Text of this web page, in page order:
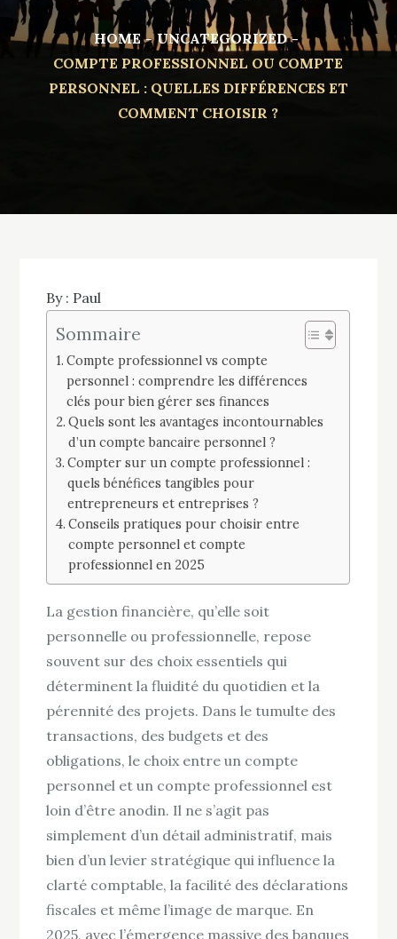
HOME
UNCATEGORIZED
COMPTE PROFESSIONNEL OU COMPTE
PERSONNEL : QUELLES DIFFÉRENCES ET
COMMENT CHOISIR ?
By : Paul
Sommaire
Compte professionnel vs compte
personnel : comprendre les différences
clés pour bien gérer ses finances
Quels sont les avantages incontournables
d’un compte bancaire personnel ?
Compter sur un compte professionnel :
quels bénéfices tangibles pour
entrepreneurs et entreprises ?
Conseils pratiques pour choisir entre
compte personnel et compte
professionnel en 2025
La gestion financière, qu’elle soit
personnelle ou professionnelle, repose
souvent sur des choix essentiels qui
déterminent la fluidité du quotidien et la
pérennité des projets. Dans le tumulte des
transactions, des budgets et des
obligations, le choix entre un compte
personnel et un compte professionnel est
loin d’être anodin. Il ne s’agit pas
simplement d’un détail administratif, mais
bien d’un levier stratégique qui influence la
clarté comptable, la facilité des déclarations
fiscales et même l’image de marque. En
2025, avec l’émergence massive des banques